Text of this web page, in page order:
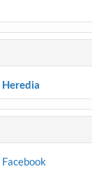
Heredia